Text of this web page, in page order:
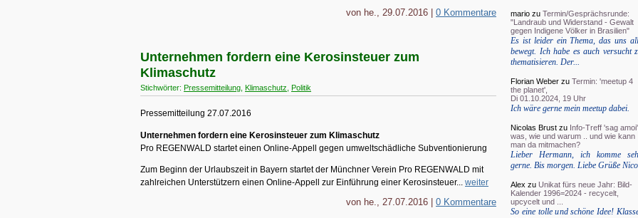
von he., 29.07.2016 | 0 Kommentare
Unternehmen fordern eine Kerosinsteuer zum
Klimaschutz
Stichwörter: Pressemitteilung, Klimaschutz, Politik
Pressemitteilung 27.07.2016
Unternehmen fordern eine Kerosinsteuer zum Klimaschutz
Pro REGENWALD startet einen Online-Appell gegen umweltschädliche Subventionierung
Zum Beginn der Urlaubszeit in Bayern startet der Münchner Verein Pro REGENWALD mit
zahlreichen Unterstützern einen Online-Appell zur Einführung einer Kerosinsteuer... weiter
von he., 27.07.2016 | 0 Kommentare
mario zu Termin/Gesprächsrunde:
"Landraub und Widerstand - Gewalt
gegen Indigene Völker in Brasilien"
Es ist leider ein Thema, das uns
bewegt. Ich habe es auch versucht
thematisieren. Der...
Florian Weber zu Termin: 'meetup 4
the planet',
Di 01.10.2024, 19 Uhr
Ich wäre gerne mein meetup dabei.
Nicolas Brust zu Info-Treff 'sag
was, wie und warum .. und wie kann
man da mitmachen?
Lieber Hermann, ich komme
gerne. Bis morgen. Liebe Grüße Nico
Alex zu Unikat fürs neue Jahr: Bild-
Kalender 1996=2024 - recycelt,
upcycelt und ...
So eine tolle und schöne Idee!